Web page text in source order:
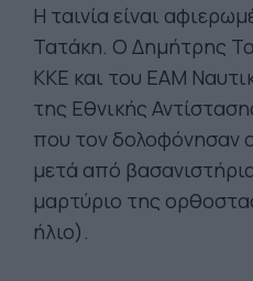
Η ταινία είναι
Τατάκη. Ο Δημήτρης
ΚΚΕ και του ΕΑΜ
της Εθνικής
που τον δολοφόνησαν
μετά από
μαρτύριο της
ήλιο).